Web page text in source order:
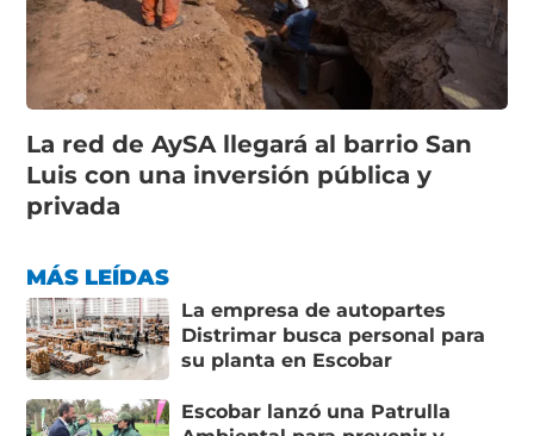
La red de AySA llegará al barrio San
Luis con una inversión pública y
privada
MÁS LEÍDAS
La empresa de autopartes
Distrimar busca personal para
su planta en Escobar
Escobar lanzó una Patrulla